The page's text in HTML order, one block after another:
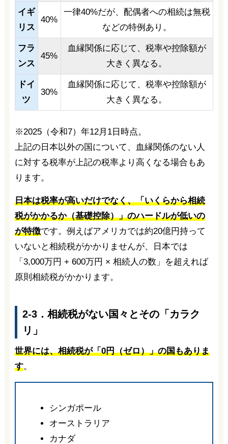
イギ
リス
40%
一律40%だが、配偶者への相続は無税
などの特例あり。
フラ
ンス
45%
血縁関係に応じて、税率や控除額が
大きく異なる。
ドイ
ツ
30%
血縁関係に応じて、税率や控除額が
大きく異なる。
※2025（令和7）年12月1日時点。
上記の日本以外の国について、血縁関係のない人
に対する税率が上記の税率より高くなる場合もあ
ります。
日本は税率が高いだけでなく、「いくらから相続
税がかかるか（基礎控除）」のハードルが低いの
が特徴です。例えばアメリカでは約20億円持って
いないと相続税がかかりませんが、日本では
「3,000万円 + 600万円 × 相続人の数」を超えれば
原則相続税がかかります。
2-3．相続税がない国々とその「カラク
リ」
世界には、相続税が「0円（ゼロ）」の国もありま
す。
シンガポール
オーストラリア
カナダ